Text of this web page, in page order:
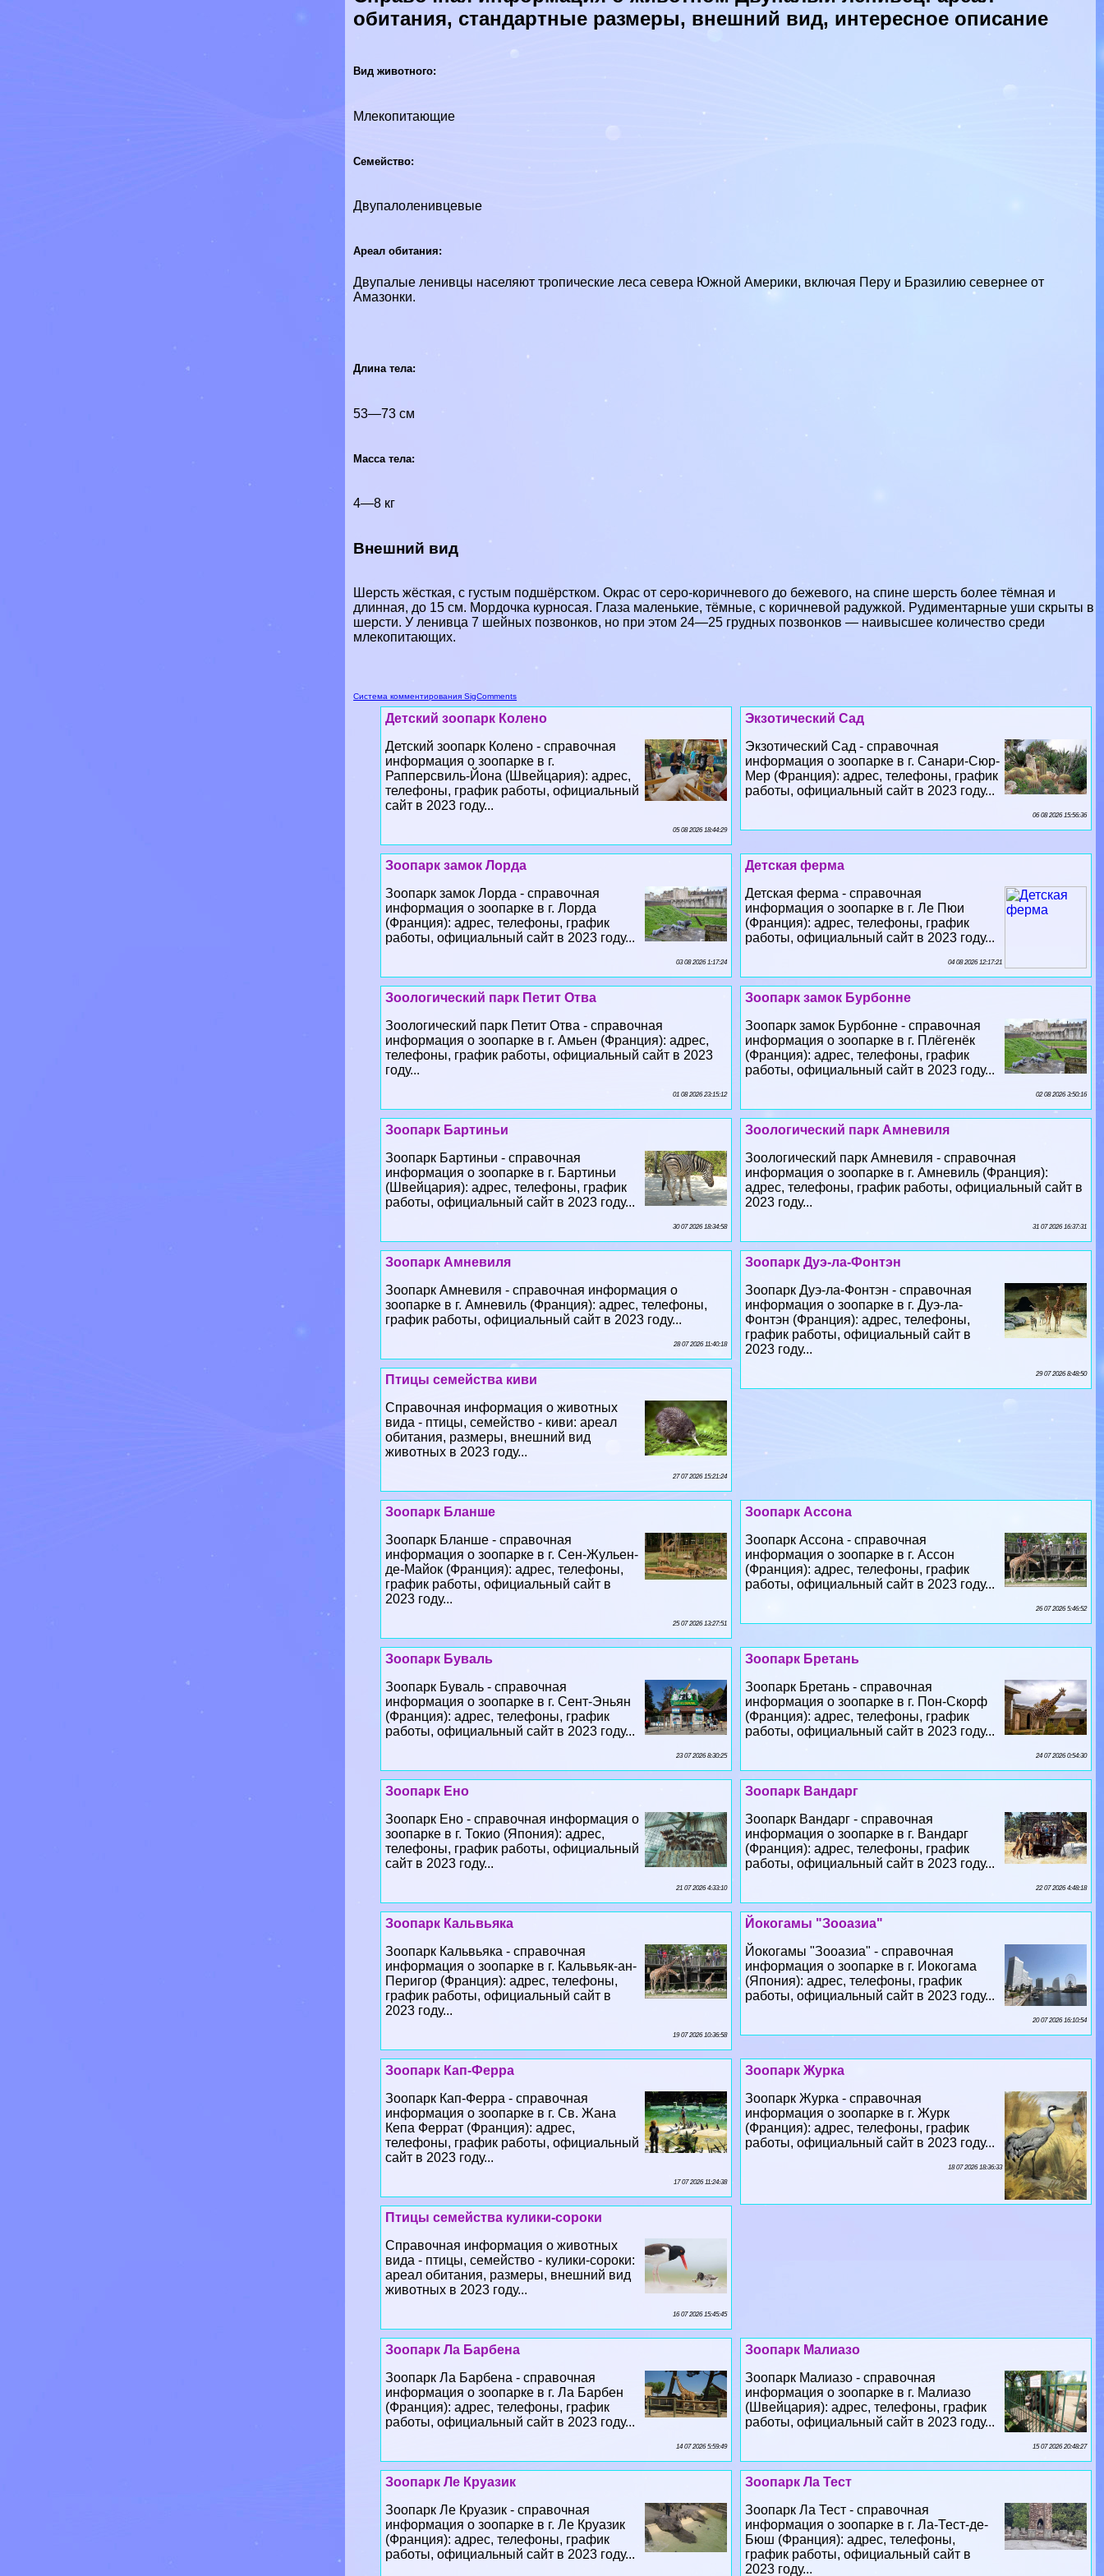
обитания, стандартные размеры, внешний вид, интересное описание
Вид животного:
Млекопитающие
Семейство:
Двупалоленивцевые
Ареал обитания:
Двупалые ленивцы населяют тропические леса севера Южной Америки, включая Перу и Бразилию севернее от
Амaзoнки.
Длина тела:
53—73 см
Масса тела:
4—8 кг
Внешний вид
Шерсть жёсткая, с густым подшёрстком. Окрас от серо-коричневого до бежевого, на спине шерсть более тёмная и
длинная, до 15 см. Мордочка курносая. Глаза маленькие, тёмные, с коричневой радужкой. Рудиментарные уши скрыты в
шерсти. У ленивца 7 шейных позвонков, но при этом 24—25 грудных позвонков — наивысшее количество среди
млекопитающих.
Система комментирования SigComments
Экзотический Сад
Экзотический Сад - справочная
информация о зоопарке в г. Санари-Сюр-
Мер (Франция): адрес, телефоны, график
работы, официальный сайт в 2023 году...
06 08 2026 15:56:36
Детский зоопарк Колено
Детский зоопарк Колено - справочная
информация о зоопарке в г.
Рапперсвиль-Йона (Швейцария): адрес,
телефоны, график работы, официальный
сайт в 2023 году...
05 08 2026 18:44:29
Детская ферма
Детская ферма - справочная
информация о зоопарке в г. Ле Пюи
(Франция): адрес, телефоны, график
работы, официальный сайт в 2023 году...
04 08 2026 12:17:21
Зоопарк замок Лорда
Зоопарк замок Лорда - справочная
информация о зоопарке в г. Лорда
(Франция): адрес, телефоны, график
работы, официальный сайт в 2023 году...
03 08 2026 1:17:24
Зоопарк замок Бурбонне
Зоопарк замок Бурбонне - справочная
информация о зоопарке в г. Плёгенёк
(Франция): адрес, телефоны, график
работы, официальный сайт в 2023 году...
02 08 2026 3:50:16
Зоологический парк Петит Отва
Зоологический парк Петит Отва - справочная
информация о зоопарке в г. Амьен (Франция): адрес,
телефоны, график работы, официальный сайт в 2023
году...
01 08 2026 23:15:12
Зоологический парк Амневиля
Зоологический парк Амневиля - справочная
информация о зоопарке в г. Амневиль (Франция):
адрес, телефоны, график работы, официальный сайт в
2023 году...
31 07 2026 16:37:31
Зоопарк Бартиньи
Зоопарк Бартиньи - справочная
информация о зоопарке в г. Бартиньи
(Швейцария): адрес, телефоны, график
работы, официальный сайт в 2023 году...
30 07 2026 18:34:58
Зоопарк Дуэ-ла-Фонтэн
Зоопарк Дуэ-ла-Фонтэн - справочная
информация о зоопарке в г. Дуэ-ла-
Фонтэн (Франция): адрес, телефоны,
график работы, официальный сайт в
2023 году...
29 07 2026 8:48:50
Зоопарк Амневиля
Зоопарк Амневиля - справочная информация о
зоопарке в г. Амневиль (Франция): адрес, телефоны,
график работы, официальный сайт в 2023 году...
28 07 2026 11:40:18
Птицы семейства киви
Справочная информация о животных
вида - птицы, семейство - киви: ареал
обитания, размеры, внешний вид
животных в 2023 году...
27 07 2026 15:21:24
Зоопарк Ассона
Зоопарк Ассона - справочная
информация о зоопарке в г. Ассон
(Франция): адрес, телефоны, график
работы, официальный сайт в 2023 году...
26 07 2026 5:46:52
Зоопарк Бланше
Зоопарк Бланше - справочная
информация о зоопарке в г. Сен-Жульен-
де-Майок (Франция): адрес, телефоны,
график работы, официальный сайт в
2023 году...
25 07 2026 13:27:51
Зоопарк Бретань
Зоопарк Бретань - справочная
информация о зоопарке в г. Пон-Скорф
(Франция): адрес, телефоны, график
работы, официальный сайт в 2023 году...
24 07 2026 0:54:30
Зоопарк Буваль
Зоопарк Буваль - справочная
информация о зоопарке в г. Сент-Эньян
(Франция): адрес, телефоны, график
работы, официальный сайт в 2023 году...
23 07 2026 8:30:25
Зоопарк Вандарг
Зоопарк Вандарг - справочная
информация о зоопарке в г. Вандарг
(Франция): адрес, телефоны, график
работы, официальный сайт в 2023 году...
22 07 2026 4:48:18
Зоопарк Ено
Зоопарк Ено - справочная информация о
зоопарке в г. Токио (Япония): адрес,
телефоны, график работы, официальный
сайт в 2023 году...
21 07 2026 4:33:10
Йокогамы "Зооазиа"
Йокогамы "Зооазиа" - справочная
информация о зоопарке в г. Иокогама
(Япония): адрес, телефоны, график
работы, официальный сайт в 2023 году...
20 07 2026 16:10:54
Зоопарк Кальвьяка
Зоопарк Кальвьяка - справочная
информация о зоопарке в г. Кальвьяк-ан-
Перигор (Франция): адрес, телефоны,
график работы, официальный сайт в
2023 году...
19 07 2026 10:36:58
Зоопарк Журка
Зоопарк Журка - справочная
информация о зоопарке в г. Журк
(Франция): адрес, телефоны, график
работы, официальный сайт в 2023 году...
18 07 2026 18:36:33
Зоопарк Кап-Ферра
Зоопарк Кап-Ферра - справочная
информация о зоопарке в г. Св. Жана
Кепа Феррат (Франция): адрес,
телефоны, график работы, официальный
сайт в 2023 году...
17 07 2026 11:24:38
Птицы семейства кулики-сороки
Справочная информация о животных
вида - птицы, семейство - кулики-сороки:
ареал обитания, размеры, внешний вид
животных в 2023 году...
16 07 2026 15:45:45
Зоопарк Малиазо
Зоопарк Малиазо - справочная
информация о зоопарке в г. Малиазо
(Швейцария): адрес, телефоны, график
работы, официальный сайт в 2023 году...
15 07 2026 20:48:27
Зоопарк Ла Барбена
Зоопарк Ла Барбена - справочная
информация о зоопарке в г. Ла Барбен
(Франция): адрес, телефоны, график
работы, официальный сайт в 2023 году...
14 07 2026 5:59:49
Зоопарк Ла Тест
Зоопарк Ла Тест - справочная
информация о зоопарке в г. Ла-Тест-де-
Бюш (Франция): адрес, телефоны,
график работы, официальный сайт в
2023 году...
Зоопарк Ле Круазик
Зоопарк Ле Круазик - справочная
информация о зоопарке в г. Ле Круазик
(Франция): адрес, телефоны, график
работы, официальный сайт в 2023 году...